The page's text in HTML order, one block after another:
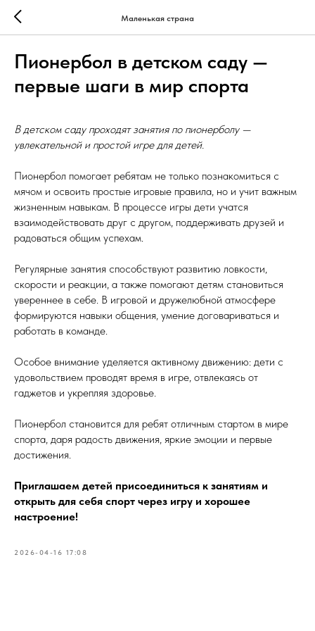
Маленькая страна
Пионербол в детском саду —
первые шаги в мир спорта
В детском саду проходят занятия по пионерболу —
увлекательной и простой игре для детей.
Пионербол помогает ребятам не только познакомиться с
мячом и освоить простые игровые правила, но и учит важным
жизненным навыкам. В процессе игры дети учатся
взаимодействовать друг с другом, поддерживать друзей и
радоваться общим успехам.
Регулярные занятия способствуют развитию ловкости,
скорости и реакции, а также помогают детям становиться
увереннее в себе. В игровой и дружелюбной атмосфере
формируются навыки общения, умение договариваться и
работать в команде.
Особое внимание уделяется активному движению: дети с
удовольствием проводят время в игре, отвлекаясь от
гаджетов и укрепляя здоровье.
Пионербол становится для ребят отличным стартом в мире
спорта, даря радость движения, яркие эмоции и первые
достижения.
Приглашаем детей присоединиться к занятиям и
открыть для себя спорт через игру и хорошее
настроение!
2026-04-16 17:08